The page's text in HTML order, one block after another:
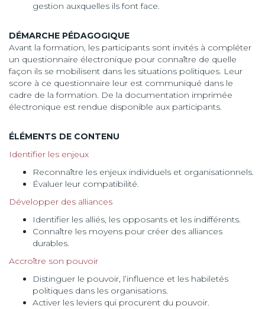
gestion auxquelles ils font face.
DÉMARCHE PÉDAGOGIQUE
Avant la formation, les participants sont invités à compléter
un questionnaire électronique pour connaître de quelle
façon ils se mobilisent dans les situations politiques. Leur
score à ce questionnaire leur est communiqué dans le
cadre de la formation. De la documentation imprimée
électronique est rendue disponible aux participants.
ÉLÉMENTS DE CONTENU
Identifier les enjeux
Reconnaître les enjeux individuels et organisationnels.
Évaluer leur compatibilité.
Développer des alliances
Identifier les alliés, les opposants et les indifférents.
Connaître les moyens pour créer des alliances
durables.
Accroître son pouvoir
Distinguer le pouvoir, l’influence et les habiletés
politiques dans les organisations.
Activer les leviers qui procurent du pouvoir.